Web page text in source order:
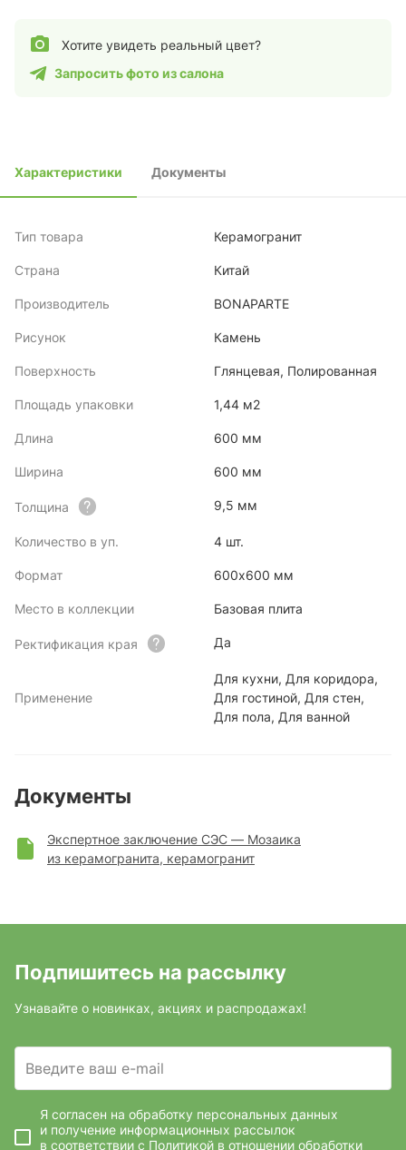
Хотите увидеть реальный цвет?
Запросить фото из салона
Характеристики Документы
Тип товара Керамогранит
Страна Китай
Производитель BONAPARTE
Рисунок Камень
Поверхность Глянцевая, Полированная
Площадь упаковки 1,44 м2
Длина 600 мм
Ширина 600 мм
Толщина 9,5 мм
Количество в уп. 4 шт.
Формат 600х600 мм
Место в коллекции Базовая плита
Ректификация края Да
Применение
Для кухни, Для коридора,
Для гостиной, Для стен,
Для пола, Для ванной
Документы
Экспертное заключение СЭС — Мозаика
из керамогранита, керамогранит
Подпишитесь на рассылку
Узнавайте о новинках, акциях и распродажах!
Введите ваш e-mail
Я согласен на обработку персональных данных
и получение информационных рассылок
в соответствии с Политикой в отношении обработки